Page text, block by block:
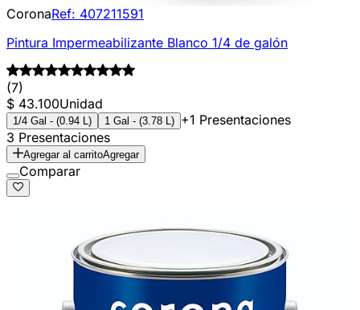
CoronaRef: 407211591
Pintura Impermeabilizante Blanco 1/4 de galón
(7)
$ 43.100Unidad
1/4 Gal - (0.94 L) 1 Gal - (3.78 L) +1 Presentaciones
3 Presentaciones
Agregar al carritoAgregar
Comparar